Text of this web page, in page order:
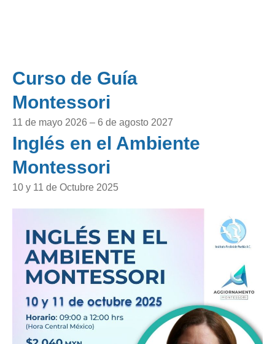
Curso de Guía
Montessori
11 de mayo 2026 – 6 de agosto 2027
Inglés en el Ambiente
Montessori
10 y 11 de Octubre 2025